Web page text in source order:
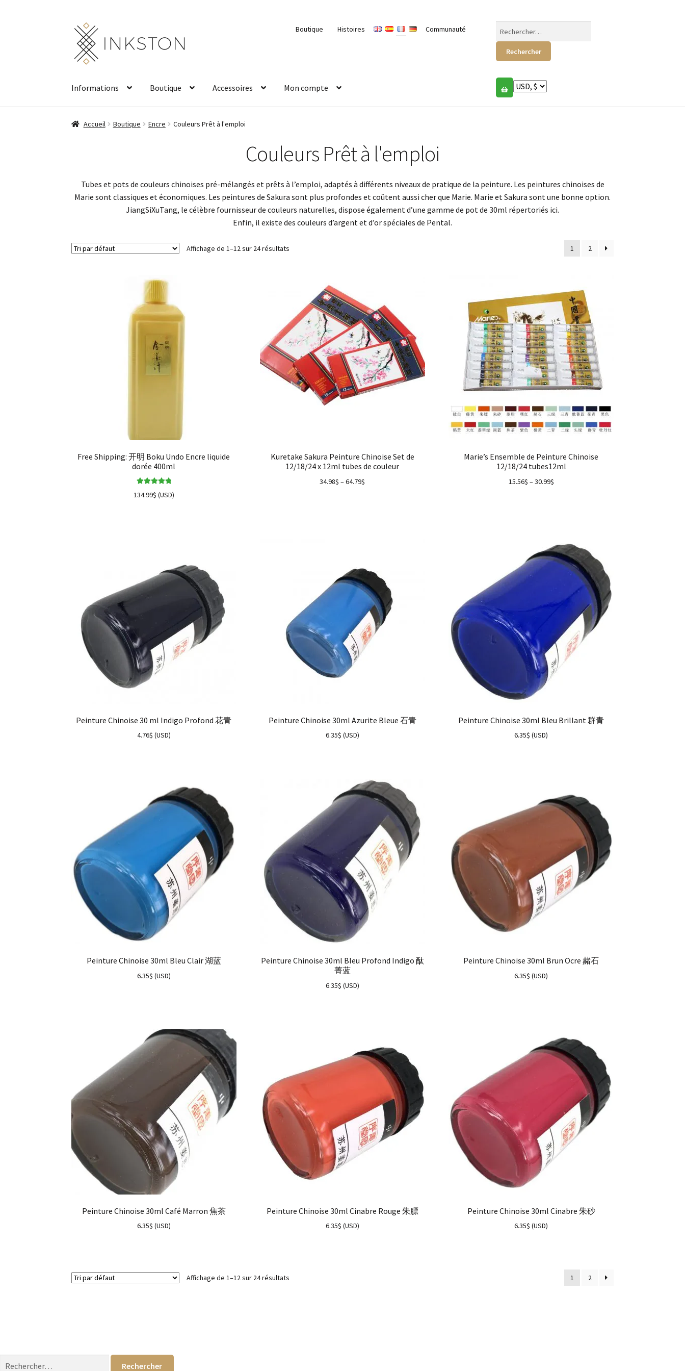
Aller
la
navigation
Aller
au
contenu
Boutique Histoires Communauté
Informations Boutique Accessoires Mon compte
Accueil Boutique Encre Couleurs Prêt à l'emploi
Couleurs Prêt à l'emploi
Tubes et pots de couleurs chinoises pré-mélangés et prêts à l’emploi, adaptés à différents niveaux de pratique de la peinture. Les peintures chinoises de
Marie sont classiques et économiques. Les peintures de Sakura sont plus profondes et coûtent aussi cher que Marie. Marie et Sakura sont une bonne option.
JiangSiXuTang, le célèbre fournisseur de couleurs naturelles, dispose également d’une gamme de pot de 30ml répertoriés ici.
Enfin, il existe des couleurs d’argent et d’or spéciales de Pental.
Affichage de 1–12 sur 24 résultats 1 2
Free Shipping: 开明 Boku Undo Encre liquide
dorée 400ml
5
134.99$ (USD)
Kuretake Sakura Peinture Chinoise Set de
12/18/24 x 12ml tubes de couleur
34.98$ –64.79$
Marie’s Ensemble de Peinture Chinoise
12/18/24 tubes12ml
15.56$ –30.99$
Peinture Chinoise 30 ml Indigo Profond 花青
4.76$ (USD)
Peinture Chinoise 30ml Azurite Bleue 石青
6.35$ (USD)
Peinture Chinoise 30ml Bleu Brillant 群青
6.35$ (USD)
Peinture Chinoise 30ml Bleu Clair 湖蓝
6.35$ (USD)
Peinture Chinoise 30ml Bleu Profond Indigo 酞
菁蓝
6.35$ (USD)
Peinture Chinoise 30ml Brun Ocre 赭石
6.35$ (USD)
Peinture Chinoise 30ml Café Marron 焦茶
6.35$ (USD)
Peinture Chinoise 30ml Cinabre Rouge 朱膘
6.35$ (USD)
Peinture Chinoise 30ml Cinabre 朱砂
6.35$ (USD)
Affichage de 1–12 sur 24 résultats 1 2